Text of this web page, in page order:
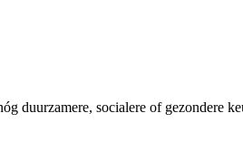
duurzamere, socialere of gezondere